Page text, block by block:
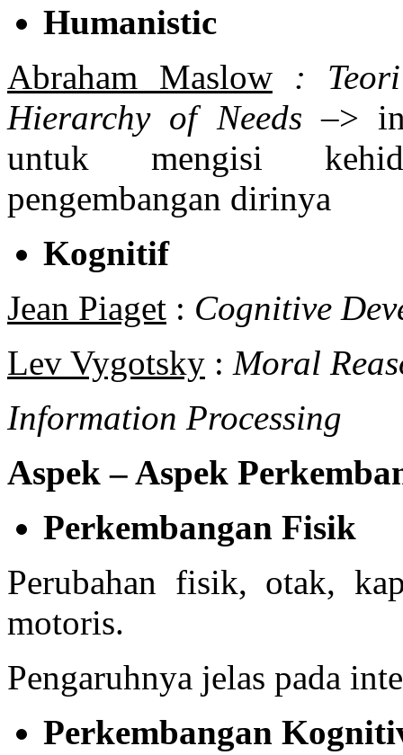
Humanistic
Abraham Maslow
:
Hierarchy of Needs –>
untuk mengisi
pengembangan dirinya
Kognitif
Jean Piaget : Cognitive
Lev Vygotsky : Moral
Information Processing
Aspek – Aspek
Perkembangan Fisik
Perubahan fisik, otak,
motoris.
Pengaruhnya jelas pada
Perkembangan